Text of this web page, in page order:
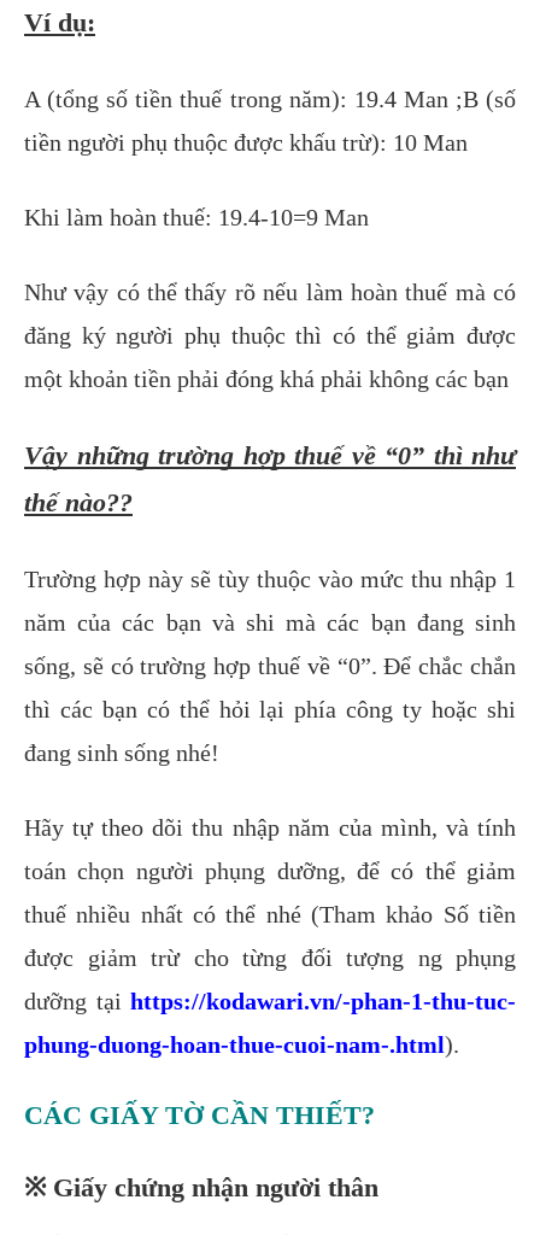
Ví dụ:
A (tổng số tiền thuế trong năm): 19.4 Man ;B (số
tiền người phụ thuộc được khấu trừ): 10 Man
Khi làm hoàn thuế: 19.4-10=9 Man
Như vậy có thể thấy rõ nếu làm hoàn thuế mà có
đăng ký người phụ thuộc thì có thể giảm được
một khoản tiền phải đóng khá phải không các bạn
Vậy những trường hợp thuế về “0” thì như
thế nào??
Trường hợp này sẽ tùy thuộc vào mức thu nhập 1
năm của các bạn và shi mà các bạn đang sinh
sống, sẽ có trường hợp thuế về “0”. Để chắc chắn
thì các bạn có thể hỏi lại phía công ty hoặc shi
đang sinh sống nhé!
Hãy tự theo dõi thu nhập năm của mình, và tính
toán chọn người phụng dưỡng, để có thể giảm
thuế nhiều nhất có thể nhé (Tham khảo Số tiền
được giảm trừ cho từng đối tượng ng phụng
dưỡng tại https://kodawari.vn/-phan-1-thu-tuc-
phung-duong-hoan-thue-cuoi-nam-.html).
CÁC GIẤY TỜ CẦN THIẾT?
※ Giấy chứng nhận người thân